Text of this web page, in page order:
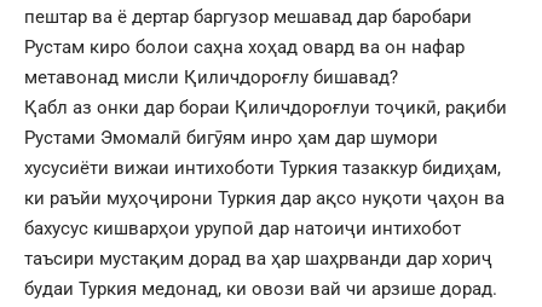
пештар ва ё дертар баргузор мешавад дар баробари
Рустам киро болои саҳна хоҳад овард ва он нафар
метавонад мисли Қиличдороғлу бишавад?
Қабл аз онки дар бораи Қиличдороғлуи тоҷикӣ, рақиби
Рустами Эмомалӣ бигӯям инро ҳам дар шумори
хусусиёти вижаи интихоботи Туркия тазаккур бидиҳам,
ки раъйи муҳоҷирони Туркия дар ақсо нуқоти ҷаҳон ва
бахусус кишварҳои урупоӣ дар натоиҷи интихобот
таъсири мустақим дорад ва ҳар шаҳрванди дар хориҷ
будаи Туркия медонад, ки овози вай чи арзише дорад.